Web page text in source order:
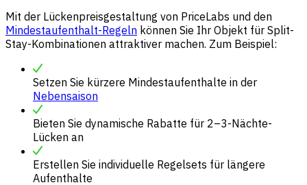
Mit der Lückenpreisgestaltung von PriceLabs und den
Mindestaufenthalt-Regeln können Sie Ihr Objekt für Split-
Stay-Kombinationen attraktiver machen. Zum Beispiel:
Setzen Sie kürzere Mindestaufenthalte in der
Nebensaison
Bieten Sie dynamische Rabatte für 2–3-Nächte-
Lücken an
Erstellen Sie individuelle Regelsets für längere
Aufenthalte